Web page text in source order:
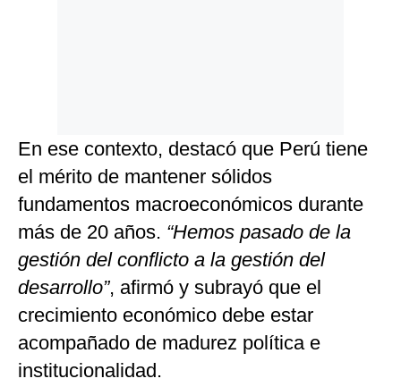
En ese contexto, destacó que Perú tiene
el mérito de mantener sólidos
fundamentos macroeconómicos durante
más de 20 años. “Hemos pasado de la
gestión del conflicto a la gestión del
desarrollo”, afirmó y subrayó que el
crecimiento económico debe estar
acompañado de madurez política e
institucionalidad.